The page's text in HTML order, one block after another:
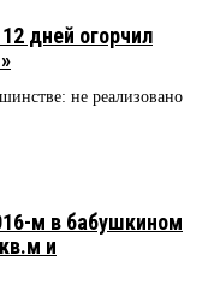
дней огорчил
не реализовано
м в бабушкином
и